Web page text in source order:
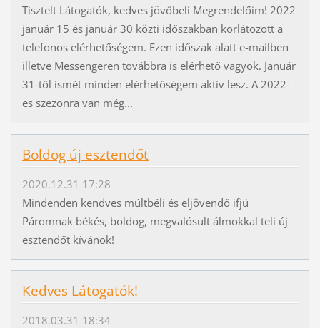
Tisztelt Látogatók, kedves jövőbeli Megrendelőim! 2022
január 15 és január 30 közti időszakban korlátozott a
telefonos elérhetőségem. Ezen időszak alatt e-mailben
illetve Messengeren továbbra is elérhető vagyok. Január
31-től ismét minden elérhetőségem aktív lesz. A 2022-
es szezonra van még...
Boldog új esztendőt
2020.12.31 17:28
Mindenden kendves múltbéli és eljövendő ifjú
Páromnak békés, boldog, megvalósult álmokkal teli új
esztendőt kívánok!
Kedves Látogatók!
2018.03.31 18:34